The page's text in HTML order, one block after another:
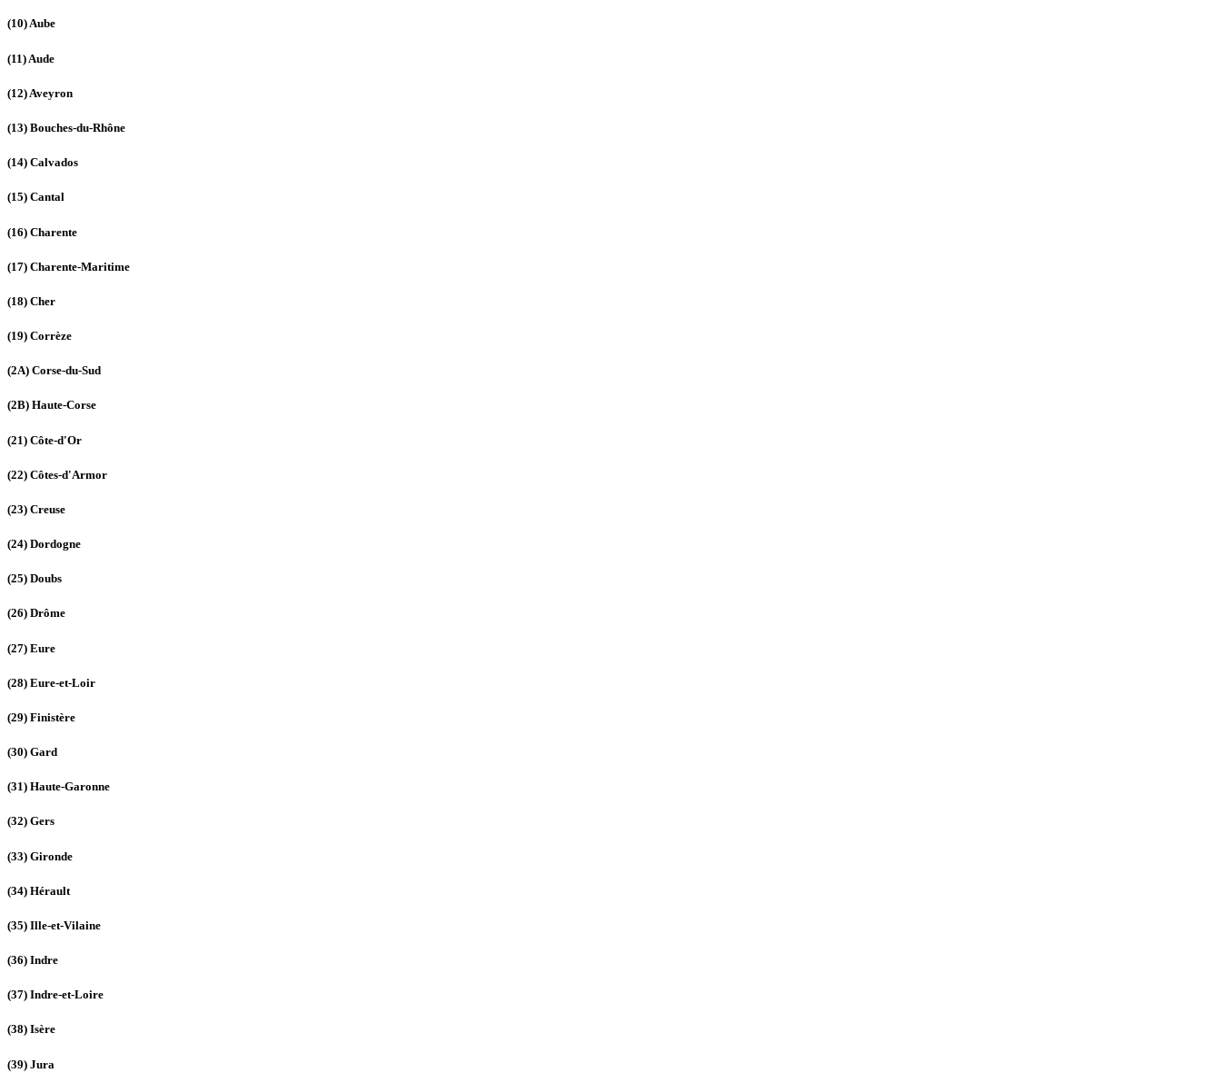
(10)Aube
(11) Aude
(12) Aveyron
(13) Bouches-du-Rhône
(14) Calvados
(15) Cantal
(16) Charente
(17) Charente-Maritime
(18) Cher
(19) Corrèze
(2A) Corse-du-Sud
(2B) Haute-Corse
(21) Côte-d'Or
(22) Côtes-d'Armor
(23) Creuse
(24) Dordogne
(25) Doubs
(26) Drôme
(27) Eure
(28) Eure-et-Loir
(29) Finistère
(30) Gard
(31) Haute-Garonne
(32) Gers
(33) Gironde
(34) Hérault
(35) Ille-et-Vilaine
(36) Indre
(37) Indre-et-Loire
(38) Isère
(39) Jura